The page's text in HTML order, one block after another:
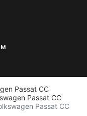
Passat CC
Passat CC
Passat CC